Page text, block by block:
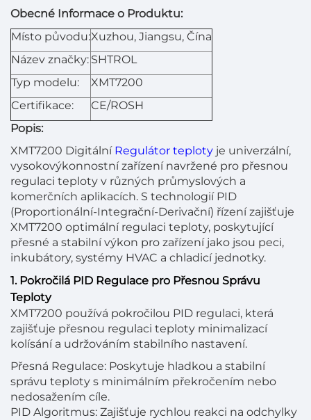
Obecné Informace o Produktu:
Místo původu:Xuzhou, Jiangsu, Čína
Název značky: SHTROL
Typ modelu:
XMT7200
Certifikace:
CE/ROSH
Popis:
XMT7200 Digitální Regulátor teploty je univerzální,
vysokovýkonnostní zařízení navržené pro přesnou
regulaci teploty v různých průmyslových a
komerčních aplikacích. S technologií PID
(Proportionální-Integrační-Derivační) řízení zajišťuje
XMT7200 optimální regulaci teploty, poskytující
přesné a stabilní výkon pro zařízení jako jsou peci,
inkubátory, systémy HVAC a chladicí jednotky.
1. Pokročilá PID Regulace pro Přesnou Správu
Teploty
XMT7200 používá pokročilou PID regulaci, která
zajišťuje přesnou regulaci teploty minimalizací
kolísání a udržováním stabilního nastavení.
Přesná Regulace: Poskytuje hladkou a stabilní
správu teploty s minimálním překročením nebo
nedosažením cíle.
PID Algoritmus: Zajišťuje rychlou reakci na odchylky